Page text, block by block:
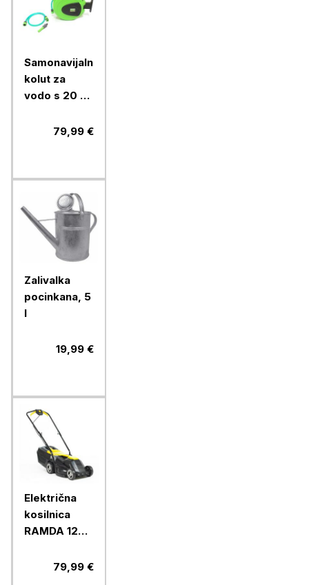
Samonavijalni
kolut za
vodo s 20 m
priključki79,99 €
Zalivalka
pocinkana, 5
l
19,99 €
Električna
kosilnica
RAMDA 1200
79,99 €